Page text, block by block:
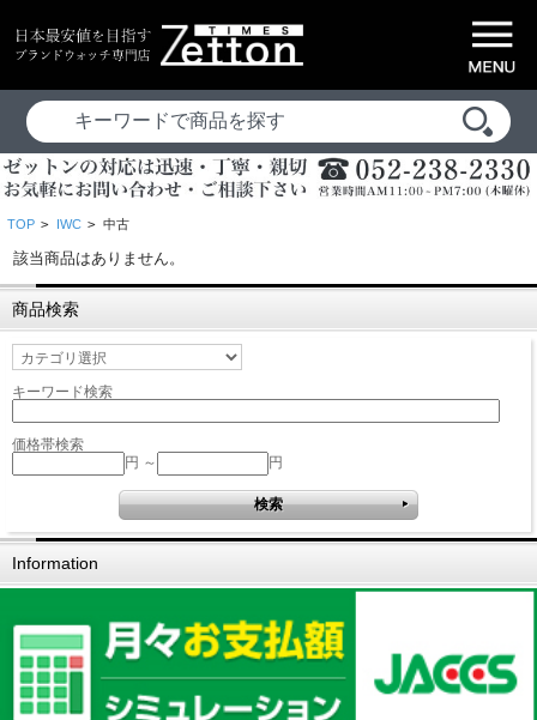
TOP > IWC > 中古
該当商品はありません。
商品検索
キーワード検索
価格帯検索
円 ～
円
Information